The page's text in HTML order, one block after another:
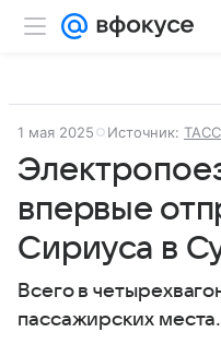
1 мая 2025 Источник: ТАСС
впервые
Сириуса в
Всего в
пассажирских места.